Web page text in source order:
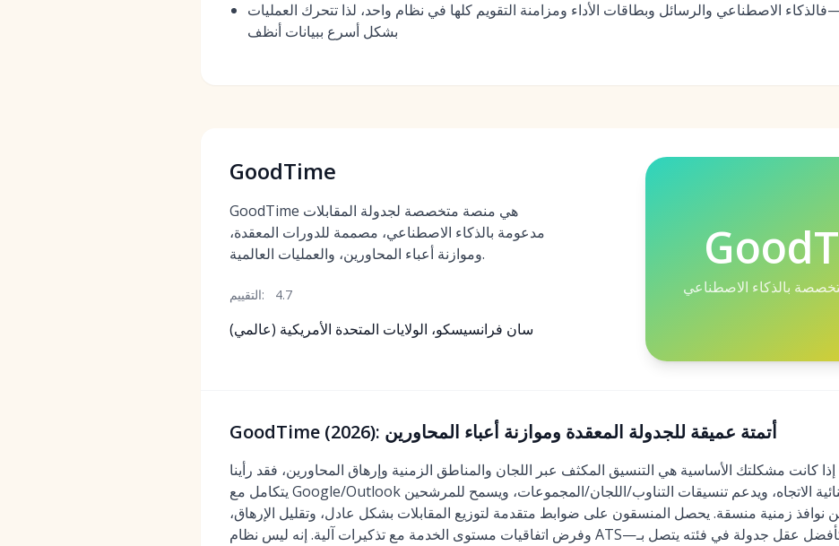
الاصطناعي والرسائل وبطاقات الأداء ومزامنة التقويم كلها في نظام واحد، لذا تتحرك العمليات
بشكل أسرع ببيانات أنظف
GoodTime
GoodTime هي منصة متخصصة لجدولة المقابلات
مدعومة بالذكاء الاصطناعي، مصممة للدورات المعقدة،
وموازنة أعباء المحاورين، والعمليات العالمية.
التقييم: 4.7
سان فرانسيسكو، الولايات المتحدة الأمريكية (عالمي)
بالذكاء الاصطناعي
GoodTime (2026): أتمتة عميقة للجدولة المعقدة وموازنة أعباء المحاورين
إذا كانت مشكلتك الأساسية هي التنسيق المكثف عبر اللجان والمناطق الزمنية وإرهاق المحاورين، فقد رأينا GoodTime يتفوق.
يتكامل مع Google/Outlook لمزامنة التقويم ثنائية الاتجاه، ويدعم تنسيقات التناوب/اللجان/المجموعات، ويسمح للمرشحين
من نوافذ زمنية منسقة. يحصل المنسقون على ضوابط متقدمة لتوزيع المقابلات بشكل عادل، وتقليل الإرهاق،
وفرض اتفاقيات مستوى الخدمة مع تذكيرات آلية. إنه ليس نظام ATS—فكر فيه كأفضل عقل جدولة في فئته يتصل بـ